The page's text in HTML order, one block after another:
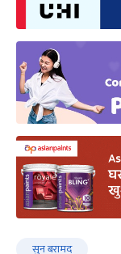
सुन बरामद